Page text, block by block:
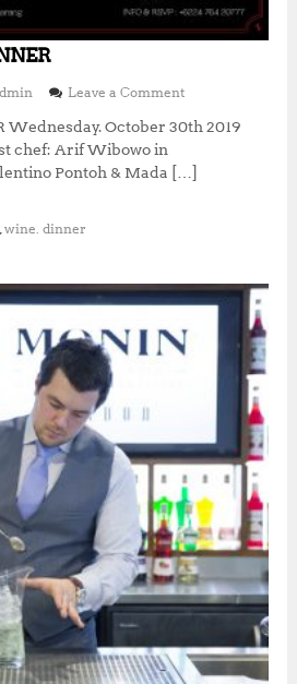
Leave a Commento
H
L
E
D
I
N
Wednesday. October 30th 2019
chef: Arif Wibowo in
Pontoh & Mada […]
,wine. dinner